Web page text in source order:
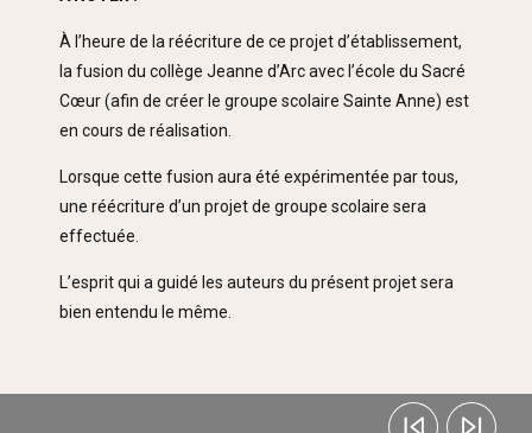
À l’heure de la réécriture de ce projet d’établissement,
la fusion du collège Jeanne d’Arc avec l’école du Sacré
Cœur (afin de créer le groupe scolaire Sainte Anne) est
en cours de réalisation.
Lorsque cette fusion aura été expérimentée par tous,
une réécriture d’un projet de groupe scolaire sera
effectuée.
L’esprit qui a guidé les auteurs du présent projet sera
bien entendu le même.